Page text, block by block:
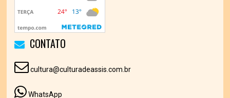
CONTATO
cultura@culturadeassis.com.br
WhatsApp